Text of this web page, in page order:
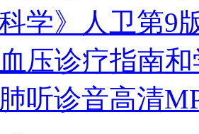
科学》人卫第9
压诊疗指南
听诊音高清